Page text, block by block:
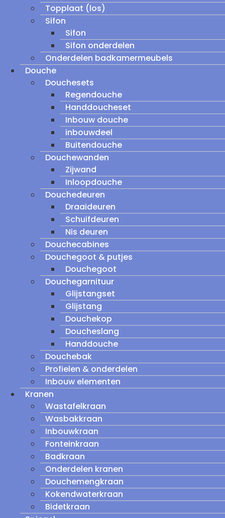
Topplaat (los)
Sifon
Sifon
Sifon onderdelen
Onderdelen badkamermeubels
Douche
Douchesets
Regendouche
Handdoucheset
Inbouw douche
inbouwdeel
Buitendouche
Douchewanden
Zijwand
Inloopdouche
Douchedeuren
Draaideuren
Schuifdeuren
Nis deuren
Douchecabines
Douchegoot & putjes
Douchegoot
Douchegarnituur
Glijstangset
Glijstang
Douchekop
Doucheslang
Handdouche
Douchebak
Profielen & onderdelen
Inbouw elementen
Kranen
Wastafelkraan
Wasbakkraan
Inbouwkraan
Fonteinkraan
Badkraan
Onderdelen kranen
Douchemengkraan
Kokendwaterkraan
Bidetkraan